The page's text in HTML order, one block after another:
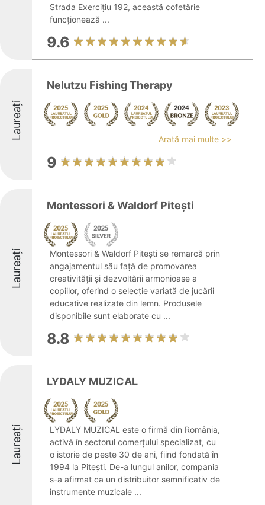
Strada Exercițiu 192, această cofetărie
funcționează ...
9.6
Laureați
Nelutzu Fishing Therapy
Arată mai multe >>
9
Laureați
Montessori & Waldorf Pitești
Montessori & Waldorf Pitești se remarcă prin
angajamentul său față de promovarea
creativității și dezvoltării armonioase a
copiilor, oferind o selecție variată de jucării
educative realizate din lemn. Produsele
disponibile sunt elaborate cu ...
8.8
Laureați
LYDALY MUZICAL
LYDALY MUZICAL este o firmă din România,
activă în sectorul comerțului specializat, cu
o istorie de peste 30 de ani, fiind fondată în
1994 la Pitești. De-a lungul anilor, compania
s-a afirmat ca un distribuitor semnificativ de
instrumente muzicale ...